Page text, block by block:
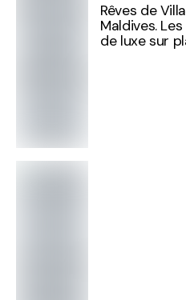
Rêves de
Maldives.
de luxe sur